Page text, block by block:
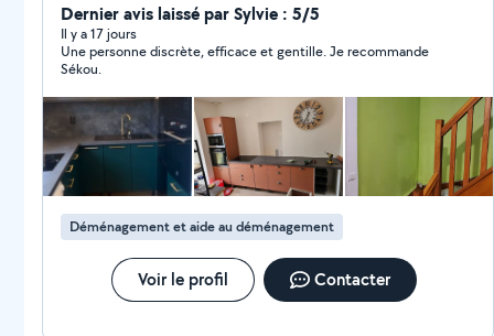
abri jardin Changement de serrure Déménagement
Récupération de colis dans buts/conforama/castorama
etc....
Dernier avis laissé par Sylvie : 5/5
Il y a 17 jours
Une personne discrète, efficace et gentille. Je recommande
Sékou.
Déménagement et aide au déménagement
Voir le profil Contacter